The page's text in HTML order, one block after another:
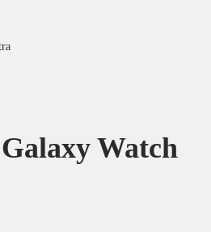
Watch